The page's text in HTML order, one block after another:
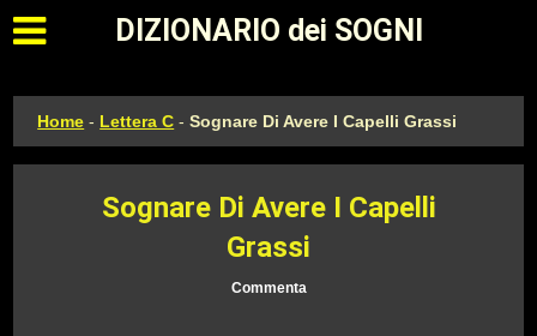
Apri il menu principale
DIZIONARIO dei SOGNI
Home - Lettera C -Sognare Di Avere I Capelli Grassi
Sognare Di Avere I Capelli
Grassi
Commenta